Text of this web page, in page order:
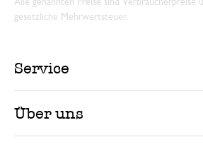
Alle genannten Preise sind Verbraucherpreise
gesetzliche Mehrwertsteuer.
Service
Über uns